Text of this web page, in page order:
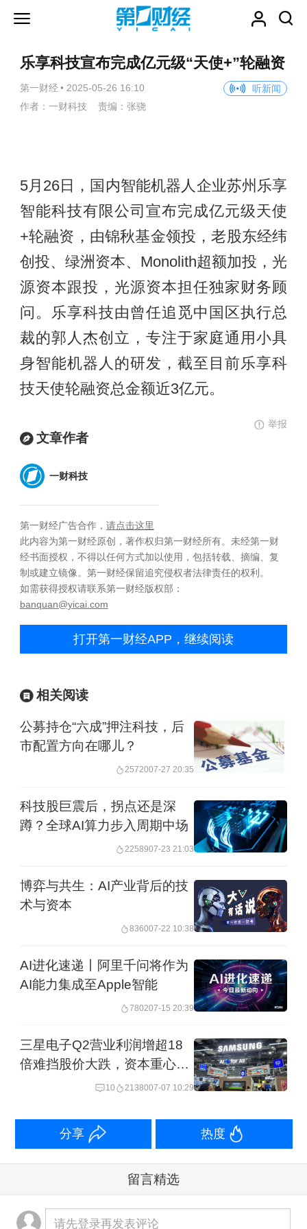
乐享科技宣布完成亿元级“天使+”轮融资
第一财经 • 2025-05-26 16:10
听新闻
作者：一财科技 责编：张骁
5月26日，国内智能机器人企业苏州乐享
智能科技有限公司宣布完成亿元级天使
+轮融资，由锦秋基金领投，老股东经纬
创投、绿洲资本、Monolith超额加投，光
源资本跟投，光源资本担任独家财务顾
问。乐享科技由曾任追觅中国区执行总
裁的郭人杰创立，专注于家庭通用小具
身智能机器人的研发，截至目前乐享科
技天使轮融资总金额近3亿元。
举报
文章作者
一财科技
第一财经广告合作， 请点击这里
此内容为第一财经原创，著作权归第一财经所有。未经第一财
经书面授权，不得以任何方式加以使用，包括转载、摘编、复
制或建立镜像。第一财经保留追究侵权者法律责任的权利。
如需获得授权请联系第一财经版权部：
banquan@yicai.com
打开第一财经APP，继续阅读
相关阅读
公募持仓“六成”押注科技，后
市配置方向在哪儿？
2572007-27 20:35
科技股巨震后，拐点还是深
蹲？全球AI算力步入周期中场
2258907-23 21:03
博弈与共生：AI产业背后的技
术与资本
836007-22 10:38
AI进化速递丨阿里千问将作为
AI能力集成至Apple智能
780207-15 20:39
三星电子Q2营业利润增超18
倍难挡股价大跌，资本重心或
10 2138007-07 10:29
分享 热度
留言精选
请先登录再发表评论